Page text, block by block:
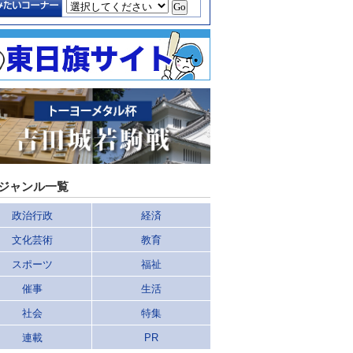
ャンル一覧
政治行政 経済
文化芸術 教育
スポーツ 福祉
催事 生活
社会 特集
連載 PR